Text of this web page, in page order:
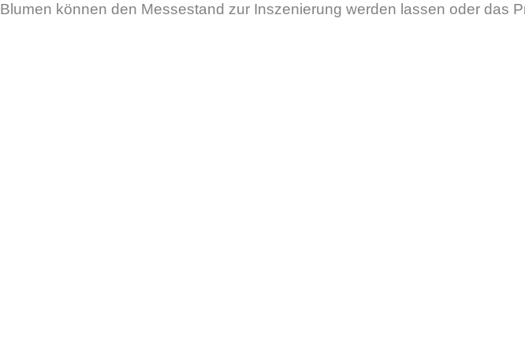
Blumen können den Messestand zur Inszenierung werden lassen oder das